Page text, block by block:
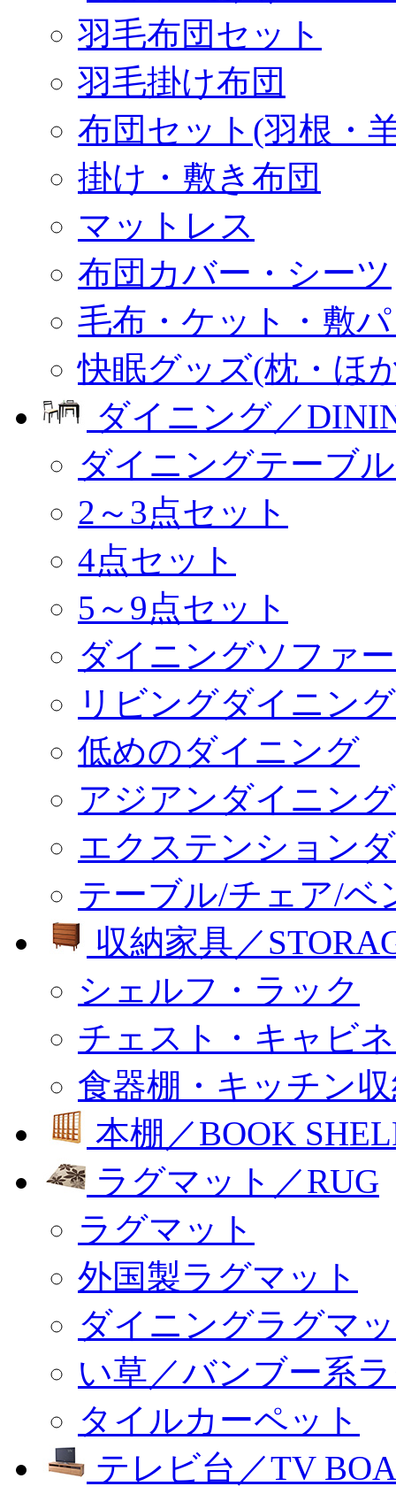
羽毛布団セット
羽毛掛け布団
布団セット(羽根・
掛け・敷き布団
マットレス
布団カバー・シーツ
毛布・ケット・敷
快眠グッズ(枕・ほ
ダイニング／
ダイニングテーブ
2～3点セット
4点セット
5～9点セット
ダイニングソファ
リビングダイニン
低めのダイニング
アジアンダイニング
エクステンション
テーブル/チェア/ベ
収納家具／
シェルフ・ラック
チェスト・キャビ
食器棚・キッチン
本棚／BOOK
ラグマット／RUG
ラグマット
外国製ラグマット
ダイニングラグマ
い草／バンブー系
タイルカーペット
テレビ台／TV